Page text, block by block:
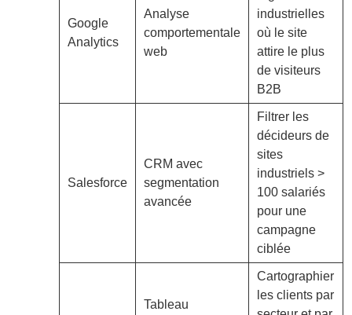
Google
Analytics
Analyse
comportementale
web
industrielles
où le site
attire le plus
de visiteurs
B2B
Salesforce
CRM avec
segmentation
avancée
Filtrer les
décideurs de
sites
industriels >
100 salariés
pour une
campagne
ciblée
Tableau
Cartographier
les clients par